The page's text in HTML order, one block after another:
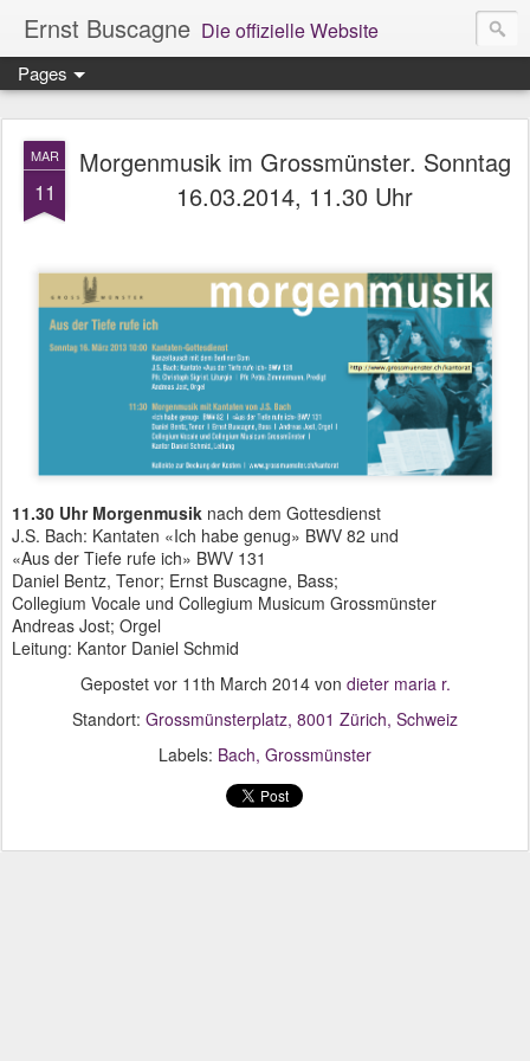
Ernst Buscagne Die offizielle Website
Pages
MAR
11
Morgenmusik im Grossmünster. Sonntag
16.03.2014, 11.30 Uhr
11.30 Uhr Morgenmusik nach dem Gottesdienst
J.S. Bach: Kantaten «Ich habe genug» BWV 82 und
«Aus der Tiefe rufe ich» BWV 131
Daniel Bentz, Tenor; Ernst Buscagne, Bass;
Collegium Vocale und Collegium Musicum Grossmünster
Andreas Jost; Orgel
Leitung: Kantor Daniel Schmid
Gepostet vor 11th March 2014von dieter maria r.
Standort: Grossmünsterplatz, 8001 Zürich, Schweiz
Labels: Bach Grossmünster